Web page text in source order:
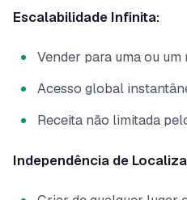
Escalabilidade Infinita:
Vender para uma ou
Acesso global
Receita não limitada
Independência de